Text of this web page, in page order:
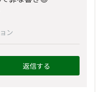
ン
返信する